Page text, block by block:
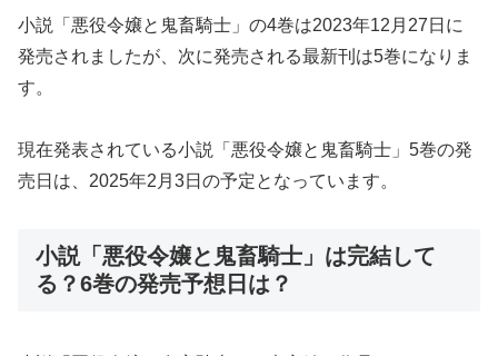
小説「悪役令嬢と鬼畜騎士」の4巻は2023年12月27日に
発売されましたが、次に発売される最新刊は5巻になりま
す。
現在発表されている小説「悪役令嬢と鬼畜騎士」5巻の発
売日は、2025年2月3日の予定となっています。
小説「悪役令嬢と鬼畜騎士」は完結して
る？6巻の発売予想日は？